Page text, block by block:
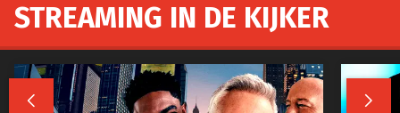
STREAMING IN DE KIJKER
 